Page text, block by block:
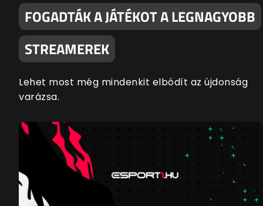
FOGADTÁK A JÁTÉKOT A LEGNAGYOBB
STREAMEREK
Lehet most még mindenkit elbódít az újdonság
varázsa.